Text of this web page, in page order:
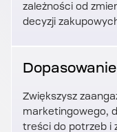
zależności od
decyzji
Zwiększysz
marketingowego,
treści do potrzeb i